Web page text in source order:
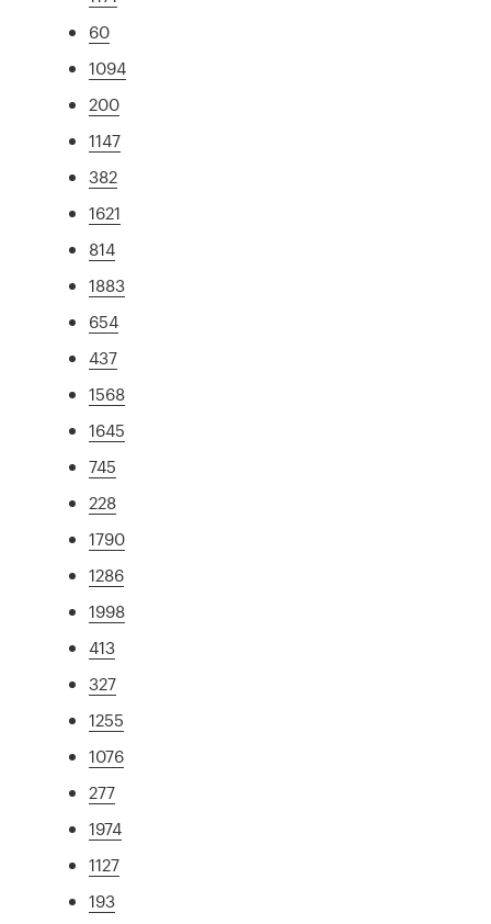
60
1094
200
1147
382
1621
814
1883
654
437
1568
1645
745
228
1790
1286
1998
413
327
1255
1076
277
1974
1127
193